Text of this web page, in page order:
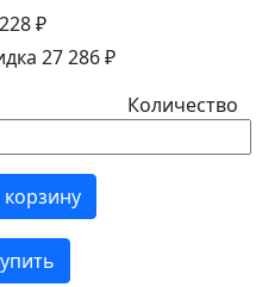
₽
27 286 ₽
Количество
корзину